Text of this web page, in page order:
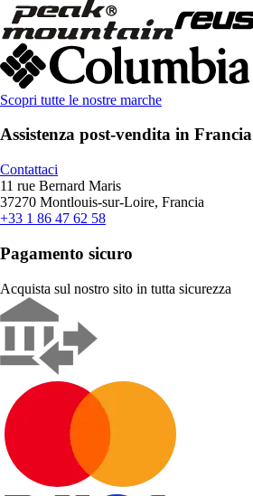
Scopri tutte le nostre marche
Assistenza post-vendita in Francia
Contattaci
11 rue Bernard Maris
37270 Montlouis-sur-Loire, Francia
+33 1 86 47 62 58
Pagamento sicuro
Acquista sul nostro sito in tutta sicurezza